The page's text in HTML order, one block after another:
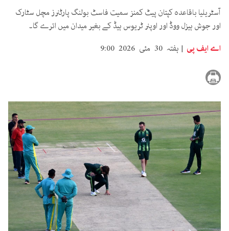
آسٹریلیا باقاعدہ کپتان پیٹ کمنز سمیت فاسٹ بولنگ پارٹنرز مچل سٹارک
اور جوش ہیزل ووڈ اور اوپنر ٹریوس ہیڈ کے بغیر میدان میں اترے گا۔
اے ایف پی
ہفتہ 30 مئی 2026 9:00